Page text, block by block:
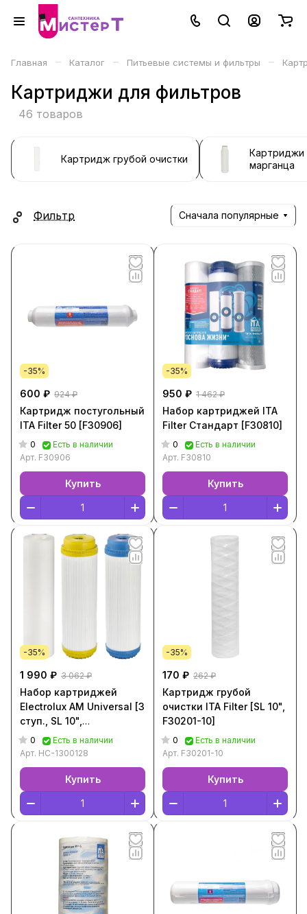
Главная – Каталог – Питьевые системы и фильтры –
Картриджи для фильтров
46 товаров
Картридж грубой очистки
Картриджи
марганца
Фильтр Сначала популярные
-35%
600 ₽ 924 ₽
Картридж постугольный
ITA Filter 50 [F30906]
0
Есть в наличии
Арт. F30906
Купить
-35%
950 ₽ 1 462 ₽
Набор картриджей ITA
Filter Стандарт [F30810]
0
Есть в наличии
Арт. F30810
Купить
-35%
1 990 ₽ 3 062 ₽
Набор картриджей
Electrolux AM Universal [3
ступ., SL 10",
НС-1300128]
0
Есть в наличии
Арт. НС-1300128
Купить
-35%
170 ₽ 262 ₽
Картридж грубой
очистки ITA Filter [SL 10",
F30201-10]
0
Есть в наличии
Арт. F30201-10
Купить